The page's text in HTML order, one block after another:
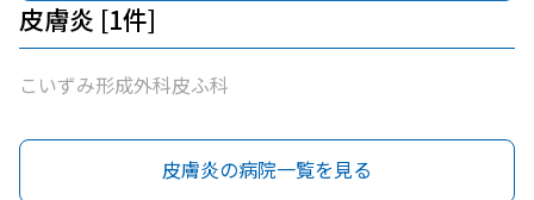
皮膚炎 [1件]
こいずみ形成外科皮ふ科
皮膚炎の病院一覧を見る